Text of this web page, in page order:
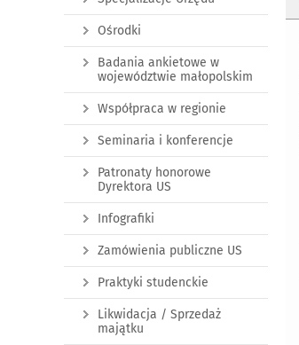
Ośrodki
Badania ankietowe w
województwie małopolskim
Współpraca w regionie
Seminaria i konferencje
Patronaty honorowe
Dyrektora US
Infografiki
Zamówienia publiczne US
Praktyki studenckie
Likwidacja / Sprzedaż
majątku